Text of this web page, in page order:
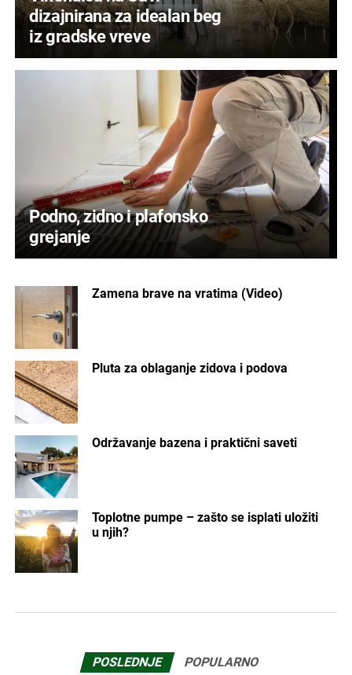
dizajnirana za idealan beg
iz gradske vreve
Podno, zidno i plafonsko
grejanje
Zamena brave na vratima (Video)
Pluta za oblaganje zidova i podova
Održavanje bazena i praktični saveti
Toplotne pumpe – zašto se isplati uložiti
u njih?
POSLEDNJE POPULARNO